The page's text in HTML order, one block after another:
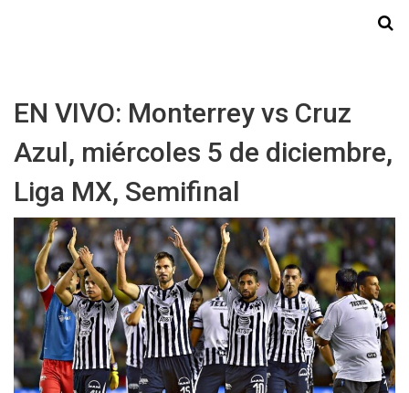
EN VIVO: Monterrey vs Cruz
Azul, miércoles 5 de diciembre,
Liga MX, Semifinal